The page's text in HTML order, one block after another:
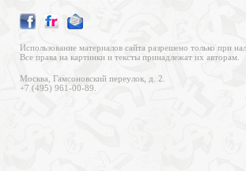
Использование материалов сайта разрешено только при
Все права на картинки и тексты принадлежат их авторам.
Москва, Гамсоновский переулок, д. 2.
+7 (495) 961-00-89.